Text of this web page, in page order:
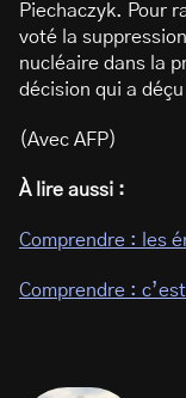
Piechaczyk. Pour
voté la
nucléaire dans la
décision qui a
(Avec AFP)
À lire aussi :
Comprendre : les
Comprendre :